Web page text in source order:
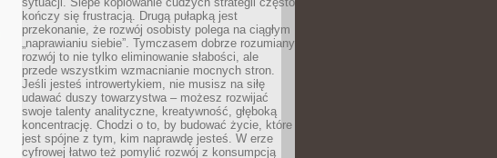
kończy się frustracją. Drugą pułapką jest
przekonanie, że rozwój osobisty polega na ciągłym
„naprawianiu siebie”. Tymczasem dobrze rozumiany
rozwój to nie tylko eliminowanie słabości, ale
przede wszystkim wzmacnianie mocnych stron.
Jeśli jesteś introwertykiem, nie musisz na siłę
udawać duszy towarzystwa – możesz rozwijać
swoje talenty analityczne, kreatywność, głęboką
koncentrację. Chodzi o to, by budować życie, które
jest spójne z tym, kim naprawdę jesteś. W erze
cyfrowej łatwo też pomylić rozwój z konsumpcją